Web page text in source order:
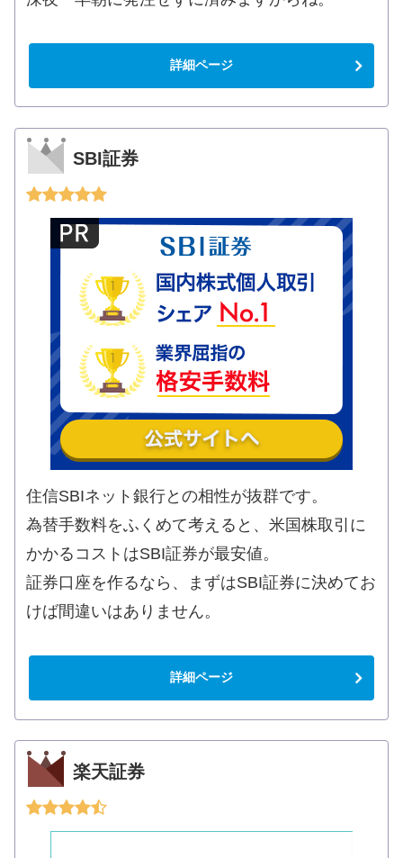
詳細ページ
SBI証券
住信SBIネット銀行との相性が抜群です。
為替手数料をふくめて考えると、米国株取引に
かかるコストはSBI証券が最安値。
証券口座を作るなら、まずはSBI証券に決めてお
けば間違いはありません。
詳細ページ
楽天証券